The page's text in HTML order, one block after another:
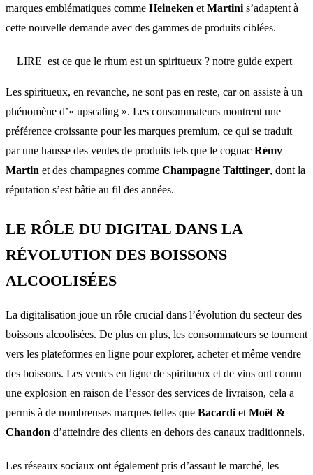
marques emblématiques comme Heineken et Martini s’adaptent à
cette nouvelle demande avec des gammes de produits ciblées.
LIRE est ce que le rhum est un spiritueux ? notre guide expert
Les spiritueux, en revanche, ne sont pas en reste, car on assiste à un
phénomène d’« upscaling ». Les consommateurs montrent une
préférence croissante pour les marques premium, ce qui se traduit
par une hausse des ventes de produits tels que le cognac Rémy
Martin et des champagnes comme Champagne Taittinger, dont la
réputation s’est bâtie au fil des années.
LE RÔLE DU DIGITAL DANS LA
RÉVOLUTION DES BOISSONS
ALCOOLISÉES
La digitalisation joue un rôle crucial dans l’évolution du secteur des
boissons alcoolisées. De plus en plus, les consommateurs se tournent
vers les plateformes en ligne pour explorer, acheter et même vendre
des boissons. Les ventes en ligne de spiritueux et de vins ont connu
une explosion en raison de l’essor des services de livraison, cela a
permis à de nombreuses marques telles que Bacardi et Moët &
Chandon d’atteindre des clients en dehors des canaux traditionnels.
Les réseaux sociaux ont également pris d’assaut le marché, les